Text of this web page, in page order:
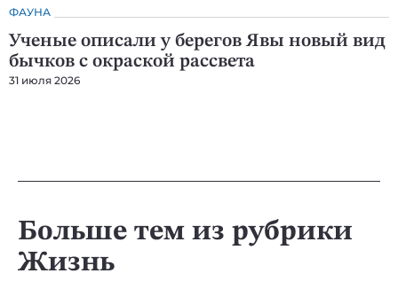
ФАУНА
Ученые описали у берегов Явы новый вид
бычков с окраской рассвета
31 июля 2026
Больше тем из рубрики
Жизнь